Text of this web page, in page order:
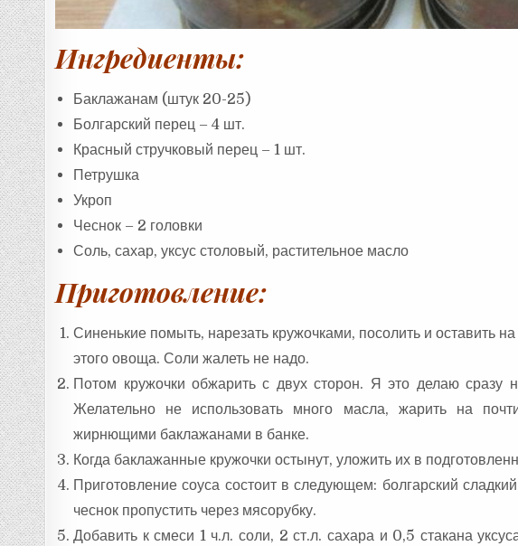
Ингредиенты:
Баклажанам (штук 20-25)
Болгарский перец – 4 шт.
Красный стручковый перец – 1 шт.
Петрушка
Укроп
Чеснок – 2 головки
Соль, сахар, уксус столовый, растительное масло
Приготовление:
Синенькие помыть, нарезать кружочками, посолить и оставить
этого овоща. Соли жалеть не надо.
Потом кружочки обжарить с двух сторон. Я это делаю сразу
Желательно не использовать много масла, жарить на
жирнющими баклажанами в банке.
Когда баклажанные кружочки остынут, уложить их в
Приготовление соуса состоит в следующем: болгарский
чеснок пропустить через мясорубку.
Добавить к смеси 1 ч.л. соли, 2 ст.л. сахара и 0,5 стакана